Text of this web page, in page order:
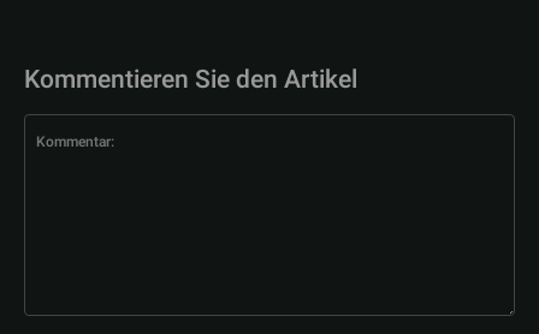
Kommentieren Sie den Artikel